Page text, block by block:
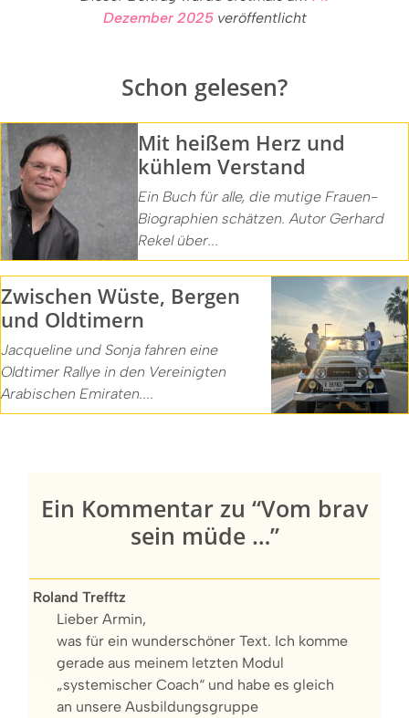
Dezember 2025veröffentlicht
Schon gelesen?
Mit heißem Herz und
kühlem Verstand
Ein Buch für alle, die mutige Frauen-
Biographien schätzen. Autor Gerhard
Rekel über...
Zwischen Wüste, Bergen
und Oldtimern
Jacqueline und Sonja fahren eine
Oldtimer Rallye in den Vereinigten
Arabischen Emiraten....
Ein Kommentar zu “Vom brav
sein müde …”
Roland Trefftz
Lieber Armin,
was für ein wunderschöner Text. Ich komme
gerade aus meinem letzten Modul
„systemischer Coach“ und habe es gleich
an unsere Ausbildungsgruppe